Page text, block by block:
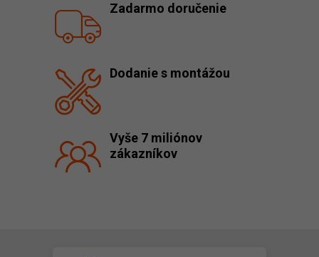
Zadarmo doručenie
Dodanie s montážou
Vyše 7 miliónov
zákazníkov